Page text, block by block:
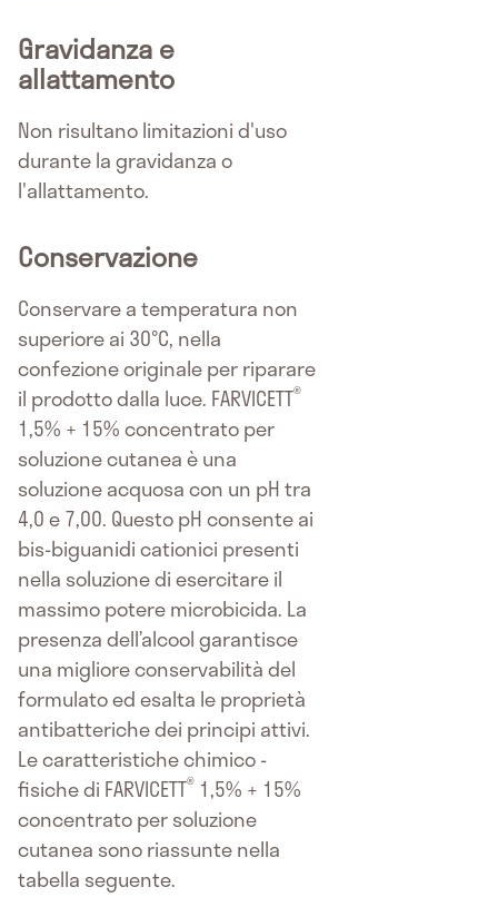
Gravidanza e
allattamento
Non risultano limitazioni d'uso
durante la gravidanza o
l'allattamento.
Conservazione
Conservare a temperatura non
superiore ai 30°C, nella
confezione originale per riparare
il prodotto dalla luce. FARVICETT®
1,5% + 15% concentrato per
soluzione cutanea è una
soluzione acquosa con un pH tra
4,0 e 7,00. Questo pH consente ai
bis-biguanidi cationici presenti
nella soluzione di esercitare il
massimo potere microbicida. La
presenza dell’alcool garantisce
una migliore conservabilità del
formulato ed esalta le proprietà
antibatteriche dei principi attivi.
Le caratteristiche chimico -
fisiche di FARVICETT® 1,5% + 15%
concentrato per soluzione
cutanea sono riassunte nella
tabella seguente.